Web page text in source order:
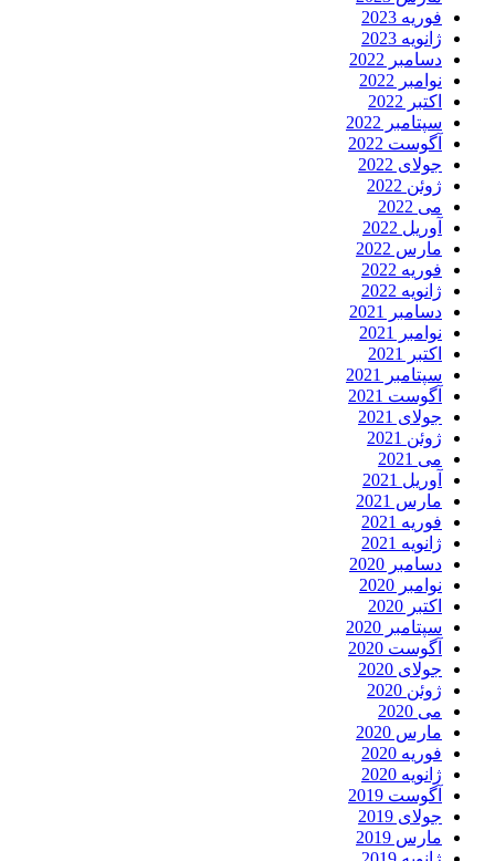
فوریه 2023
ژانویه 2023
دسامبر 2022
نوامبر 2022
اکتبر 2022
سپتامبر 2022
آگوست 2022
جولای 2022
ژوئن 2022
می 2022
آوریل 2022
مارس 2022
فوریه 2022
ژانویه 2022
دسامبر 2021
نوامبر 2021
اکتبر 2021
سپتامبر 2021
آگوست 2021
جولای 2021
ژوئن 2021
می 2021
آوریل 2021
مارس 2021
فوریه 2021
ژانویه 2021
دسامبر 2020
نوامبر 2020
اکتبر 2020
سپتامبر 2020
آگوست 2020
جولای 2020
ژوئن 2020
می 2020
مارس 2020
فوریه 2020
ژانویه 2020
آگوست 2019
جولای 2019
مارس 2019